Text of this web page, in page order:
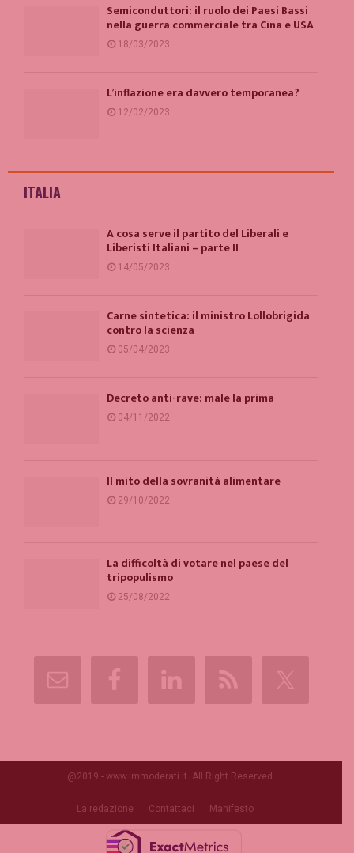
Semiconduttori: il ruolo dei Paesi Bassi
nella guerra commerciale tra Cina e USA
18/03/2023
L’inflazione era davvero temporanea?
12/02/2023
ITALIA
A cosa serve il partito del Liberali e
Liberisti Italiani – parte II
14/05/2023
Carne sintetica: il ministro Lollobrigida
contro la scienza
05/04/2023
Decreto anti-rave: male la prima
04/11/2022
Il mito della sovranità alimentare
29/10/2022
La difficoltà di votare nel paese del
tripopulismo
25/08/2022
@2019 - www.immoderati.it. All Right Reserved.
La redazione Contattaci Manifesto